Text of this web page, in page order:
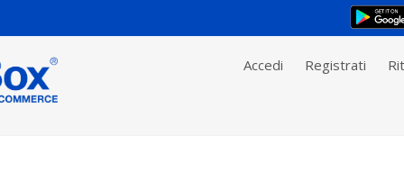
Accedi Registrati